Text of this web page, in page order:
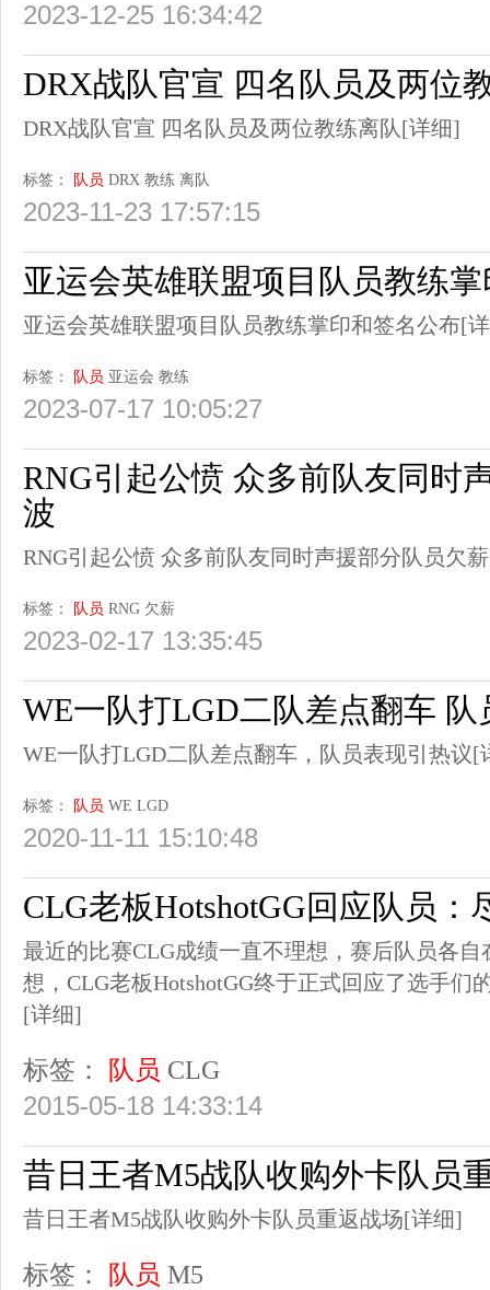
2023-12-25 16:34:42
DRX战队官宣 四名队员及两位
DRX战队官宣 四名队员及两位教练离队[详细]
标签： 队员 DRX 教练 离队
2023-11-23 17:57:15
亚运会英雄联盟项目队员教练
亚运会英雄联盟项目队员教练掌印和签名公布[
标签： 队员 亚运会 教练
2023-07-17 10:05:27
RNG引起公愤 众多前队友同时
波
RNG引起公愤 众多前队友同时声援部分队员欠
标签： 队员 RNG 欠薪
2023-02-17 13:35:45
WE一队打LGD二队差点翻车 队
WE一队打LGD二队差点翻车，队员表现引热议[
标签： 队员 WE LGD
2020-11-11 15:10:48
CLG老板HotshotGG回应队员：
最近的比赛CLG成绩一直不理想，赛后队员各
想，CLG老板HotshotGG终于正式回应了选手们
[详细]
标签： 队员 CLG
2015-05-18 14:33:14
昔日王者M5战队收购外卡队员
昔日王者M5战队收购外卡队员重返战场[详细]
标签： 队员 M5